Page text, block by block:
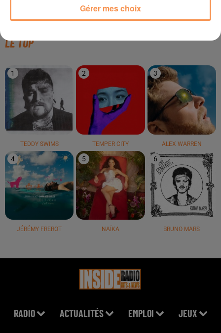
Boosté
LE TOP
1
TEDDY SWIMS
2
TEMPER CITY
3
ALEX WARREN
4
JÉRÉMY FREROT
5
NAÏKA
6
BRUNO MARS
RADIO ACTUALITÉS EMPLOI JEUX
Gérer mes choix